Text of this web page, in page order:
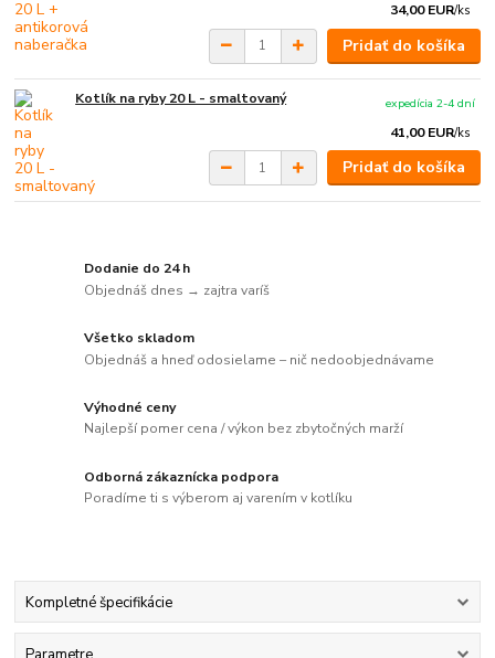
34,00 EUR/ks
Pridať do košíka
Kotlík na ryby 20 L - smaltovaný
41,00 EUR/ks
expedícia 2-4 dní
Pridať do košíka
Dodanie do 24 h
Objednáš dnes → zajtra varíš
Všetko skladom
Objednáš a hneď odosielame – nič nedoobjednávame
Výhodné ceny
Najlepší pomer cena / výkon bez zbytočných marží
Odborná zákaznícka podpora
Poradíme ti s výberom aj varením v kotlíku
Kompletné špecifikácie